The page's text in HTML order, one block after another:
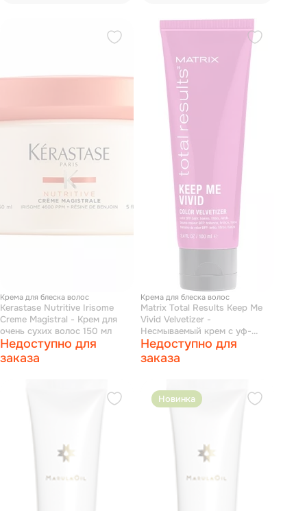
Крема для блеска волос
Kerastase Nutritive Irisome
Creme Magistral - Крем для
очень сухих волос 150 мл
Недоступно для
заказа
Крема для блеска волос
Matrix Total Results Keep Me
Vivid Velvetizer -
Несмываемый крем с уф-
защитой 100 мл
Недоступно для
заказа
Новинка